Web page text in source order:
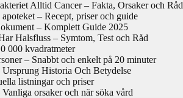
Alltid Cancer – Fakta, Orsaker och Råd
– Recept, priser och guide
– Komplett Guide 2025
Halsfluss – Symtom, Test och Råd
000 kvadratmeter
– Snabbt och enkelt på 20 minuter
Historia Och Betydelse
listningar och priser
orsaker och när söka vård